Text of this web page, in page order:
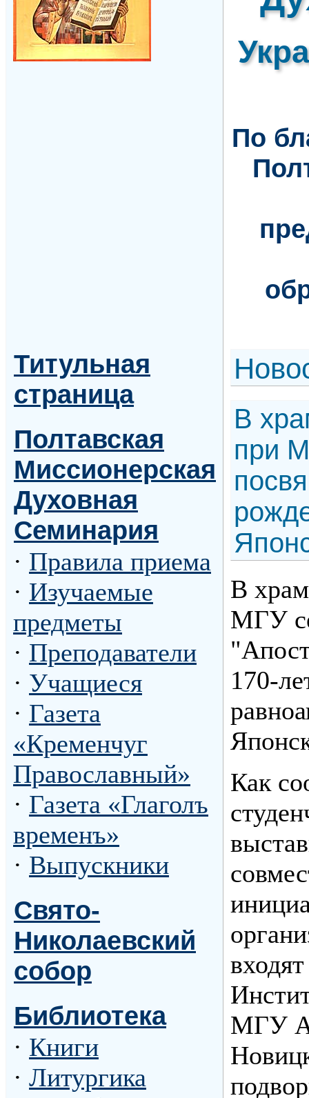
По
Титульная
страница
Полтавская
Миссионерская
Духовная
Семинария
· Правила приема
· Изучаемые
предметы
· Преподаватели
· Учащиеся
· Газета
«Кременчуг
Православный»
· Газета «Глаголъ
временъ»
· Выпускники
Свято-
Николаевский
собор
Библиотека
· Книги
· Литургика
Н
В
при
В
МГУ
170-
Как
МГУ